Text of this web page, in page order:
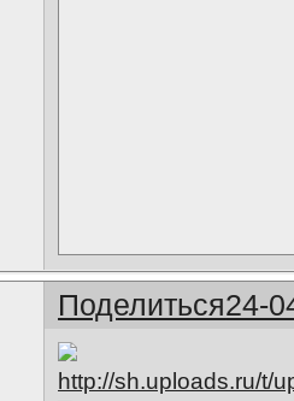
Поделиться24-